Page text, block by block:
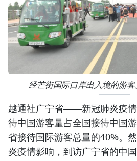
经芒街国际口岸出入境的游客
越通社广宁省——新冠肺炎疫
待中国游客量占全国接待中国
省接待国际游客总量的40%。
炎疫情影响，到访广宁省的中